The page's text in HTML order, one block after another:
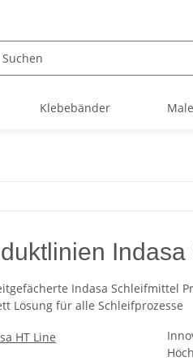
Klebebänder
Indasa
Indasa Schleifmittel
Lösung für alle Schleifprozesse